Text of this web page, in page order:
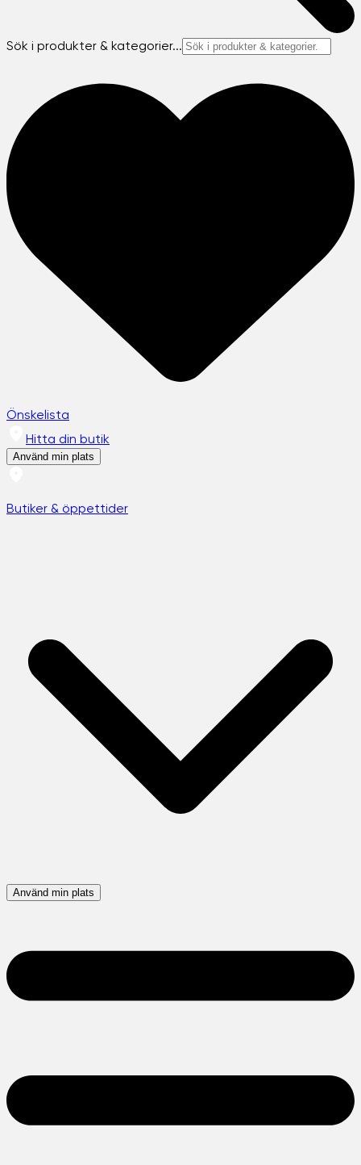
Sök i produkter & kategorier...
Önskelista
Hitta din butik
Använd min plats
Butiker & öppettider
Använd min plats